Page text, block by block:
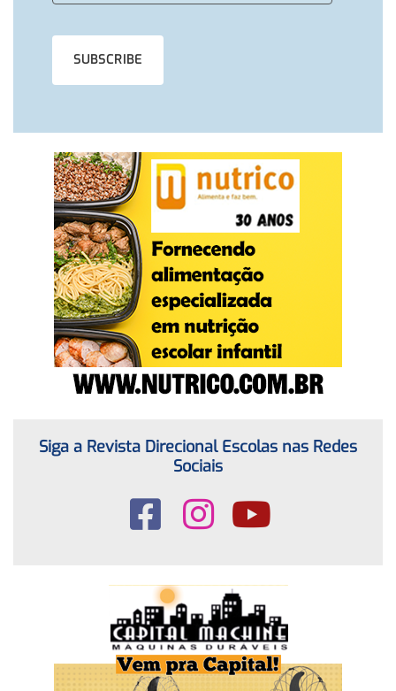
Siga a Revista Direcional Escolas nas Redes
Sociais